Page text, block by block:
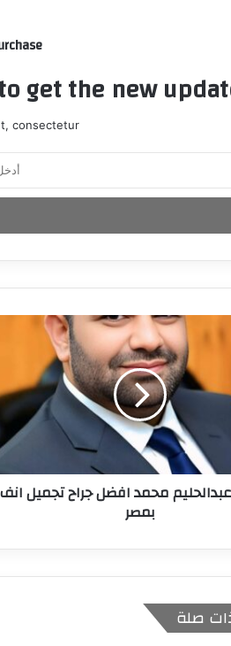
get the new
consectetur.
محمد افضل جراح تجميل انف
بمصر
صلة